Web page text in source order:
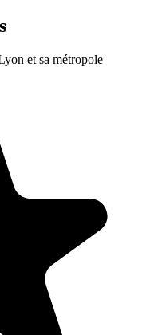
et sa métropole